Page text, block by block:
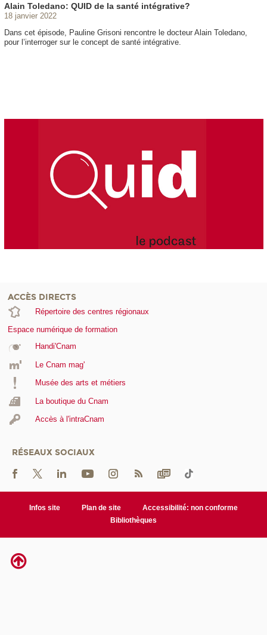
Alain Toledano: QUID de la santé intégrative?
18 janvier 2022
Dans cet épisode, Pauline Grisoni rencontre le docteur Alain Toledano,
pour l’interroger sur le concept de santé intégrative.
ACCÈS DIRECTS
Répertoire des centres régionaux
Espace numérique de formation
Handi'Cnam
Le Cnam mag'
Musée des arts et métiers
La boutique du Cnam
Accès à l'intraCnam
RÉSEAUX SOCIAUX
Infos site Plan de site
Accessibilité: non conforme
Bibliothèques